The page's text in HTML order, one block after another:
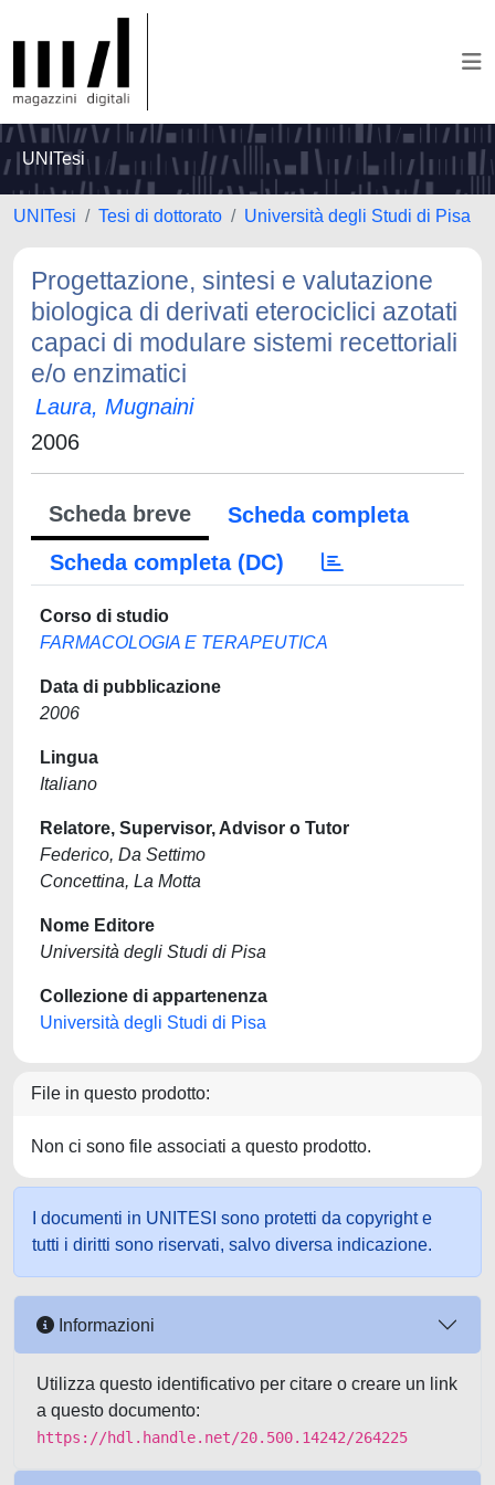
UNITesi
UNITesi Tesi di dottorato Università degli Studi di Pisa
Progettazione, sintesi e valutazione
biologica di derivati eterociclici azotati
capaci di modulare sistemi recettoriali
e/o enzimatici
Laura, Mugnaini
2006
Scheda breve
Scheda completa
Scheda completa (DC)
Corso di studio
FARMACOLOGIA E TERAPEUTICA
Data di pubblicazione
2006
Lingua
Italiano
Relatore, Supervisor, Advisor o Tutor
Federico, Da Settimo
Concettina, La Motta
Nome Editore
Università degli Studi di Pisa
Collezione di appartenenza
Università degli Studi di Pisa
File in questo prodotto:
Non ci sono file associati a questo prodotto.
I documenti in UNITESI sono protetti da copyright e
tutti i diritti sono riservati, salvo diversa indicazione.
Informazioni
Utilizza questo identificativo per citare o creare un link
a questo documento:
https://hdl.handle.net/20.500.14242/264225